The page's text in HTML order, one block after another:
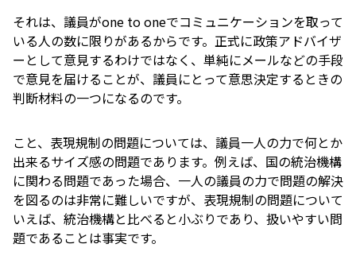
それは、議員がone to oneでコミュニケーションを取って
いる人の数に限りがあるからです。正式に政策アドバイザ
ーとして意見するわけではなく、単純にメールなどの手段
で意見を届けることが、議員にとって意思決定するときの
判断材料の一つになるのです。
こと、表現規制の問題については、議員一人の力で何とか
出来るサイズ感の問題であります。例えば、国の統治機構
に関わる問題であった場合、一人の議員の力で問題の解決
を図るのは非常に難しいですが、表現規制の問題について
いえば、統治機構と比べると小ぶりであり、扱いやすい問
題であることは事実です。